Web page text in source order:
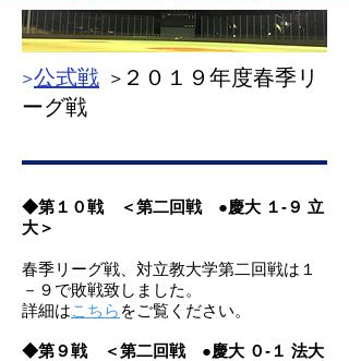
>公式戦 >２０１９年度春季リ
ーグ戦
◆第１０戦 ＜第二回戦 ●慶大 １-９ 立
大＞
春季リーグ戦、対立教大学第二回戦は１
－９で敗戦致しました。
詳細はこちら をご覧ください。
◆第９戦 ＜第二回戦 ●慶大 ０-１ 法大